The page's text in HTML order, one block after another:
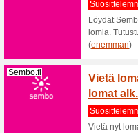
Visitsealife...